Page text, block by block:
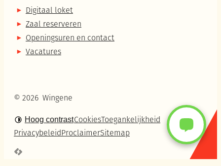
Digitaal loket
Zaal reserveren
Openingsuren en contact
Vacatures
© 2026 Wingene
Hoog contrastCookiesToegankelijkheid
Privacybeleid ProclaimerSitemap
LCP nv 2026 ©